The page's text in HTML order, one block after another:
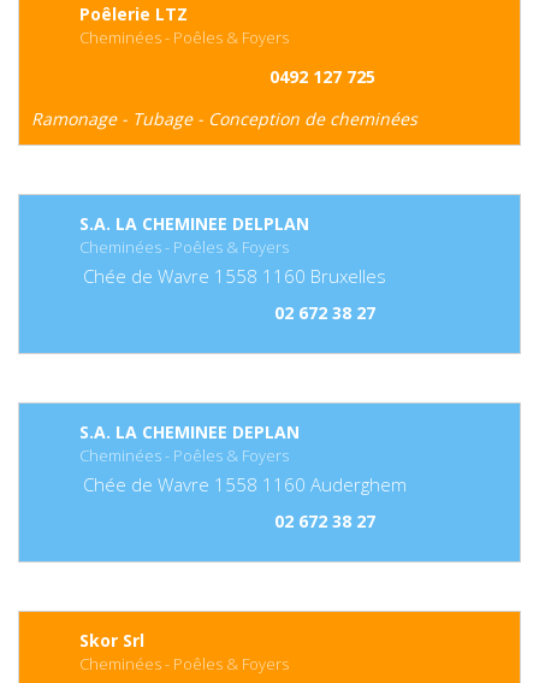
Poêlerie LTZ
Cheminées - Poêles & Foyers
0492 127 725
Ramonage - Tubage - Conception de cheminées
S.A. LA CHEMINEE DELPLAN
Cheminées - Poêles & Foyers
Chée de Wavre 1558 1160 Bruxelles
02 672 38 27
S.A. LA CHEMINEE DEPLAN
Cheminées - Poêles & Foyers
Chée de Wavre 1558 1160 Auderghem
02 672 38 27
Skor Srl
Cheminées - Poêles & Foyers